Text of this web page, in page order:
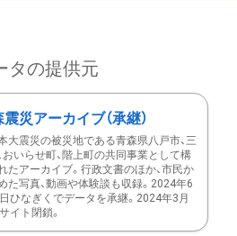
タの提供元
災アーカイブ（承継）
大震災の被災地である青森県八戸市、三
おいらせ町、階上町の共同事業として構
たアーカイブ。行政文書のほか、市民か
た写真、動画や体験談も収録。2024年6
ひなぎくでデータを承継。2024年3月
イト閉鎖。